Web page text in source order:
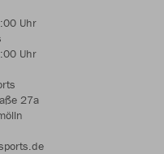
Uhr
Uhr
27a